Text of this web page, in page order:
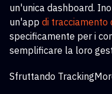
un'unica dashboard.
un'app di tracciamento
specificamente per i
semplificare la loro
Sfruttando